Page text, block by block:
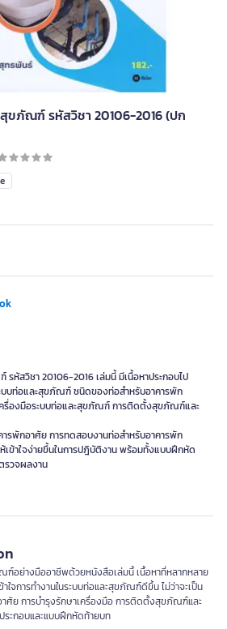
ขภัณฑ์ รหัสวิชา 20106-2016 (ปก
สวิชา 20106-2016 เล่มนี้ มีเนื้อหาประกอบไป
บบท่อและสุขภัณฑ์ ชนิดของท่อสำหรับอาคารพัก
ครื่องมือระบบท่อและสุขภัณฑ์ การติดตั้งสุขภัณฑ์และ
รพักอาศัย การทดสอบงานท่อสำหรับอาคารพัก
เข้าใจง่ายขึ้นในการปฎิบัติงาน พร้อมทั้งแบบฝึกหัด
รวจผลงาน
ฑ์อย่างมืออาชีพด้วยหนังสือเล่มนี้ เนื้อหาที่หลากหลาย
ใจการทำงานในระบบท่อและสุขภัณฑ์ดีขึ้น ไม่ว่าจะเป็น
ศัย การบำรุงรักษาเครื่องมือ การติดตั้งสุขภัณฑ์และ
ะกอบและแบบฝึกหัดท้ายบท